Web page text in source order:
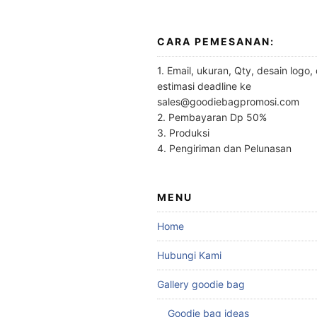
CARA PEMESANAN:
1. Email, ukuran, Qty, desain logo,
estimasi deadline ke
sales@goodiebagpromosi.com
2. Pembayaran Dp 50%
3. Produksi
4. Pengiriman dan Pelunasan
MENU
Home
Hubungi Kami
Gallery goodie bag
Goodie bag ideas